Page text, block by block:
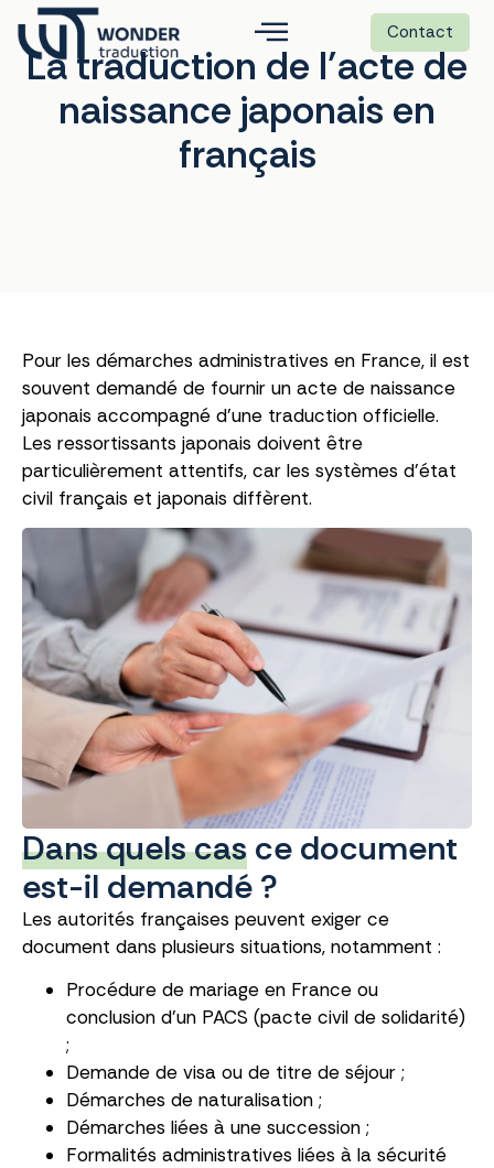
Contact
La traduction de l’acte de
naissance japonais en
français
Pour les démarches administratives en France, il est
souvent demandé de fournir un acte de naissance
japonais accompagné d’une traduction officielle.
Les ressortissants japonais doivent être
particulièrement attentifs, car les systèmes d’état
civil français et japonais diffèrent.
Dans quels cas ce document
est-il demandé ?
Les autorités françaises peuvent exiger ce
document dans plusieurs situations, notamment :
Procédure de mariage en France ou
conclusion d’un PACS (pacte civil de solidarité)
;
Demande de visa ou de titre de séjour ;
Démarches de naturalisation ;
Démarches liées à une succession ;
Formalités administratives liées à la sécurité